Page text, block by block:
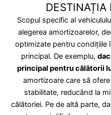
DESTINAȚIA
Scopul specific al
alegerea amortizoarelor,
optimizate pentru condițiile
principal. De exemplu,
principal pentru călătorii
amortizoare care să
stabilitate, reducând la
călătoriei. Pe de altă parte,